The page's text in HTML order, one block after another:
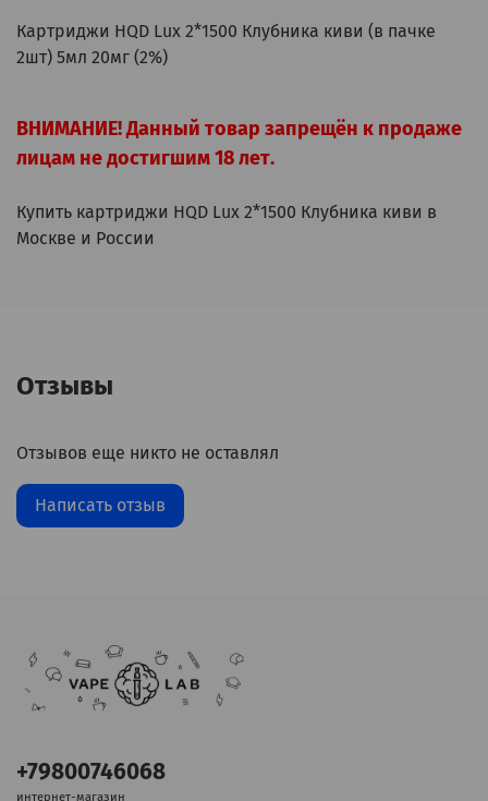
Картриджи HQD Lux 2*1500 Клубника киви (в пачке
2шт) 5мл 20мг (2%)
ВНИМАНИЕ! Данный товар запрещён к продаже
лицам не достигшим 18 лет.
Купить картриджи HQD Lux 2*1500 Клубника киви в
Москве и России
Отзывы
Отзывов еще никто не оставлял
Написать отзыв
+79800746068
интернет-магазин